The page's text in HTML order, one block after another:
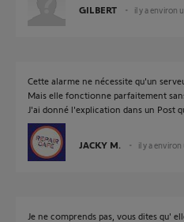
GILBERT il y a environ
Cette alarme ne nécessite qu'un
Mais elle fonctionne parfaitement
J'ai donné l'explication dans un Post
JACKY M. il y a environ
Je ne comprends pas, vous dites qu'